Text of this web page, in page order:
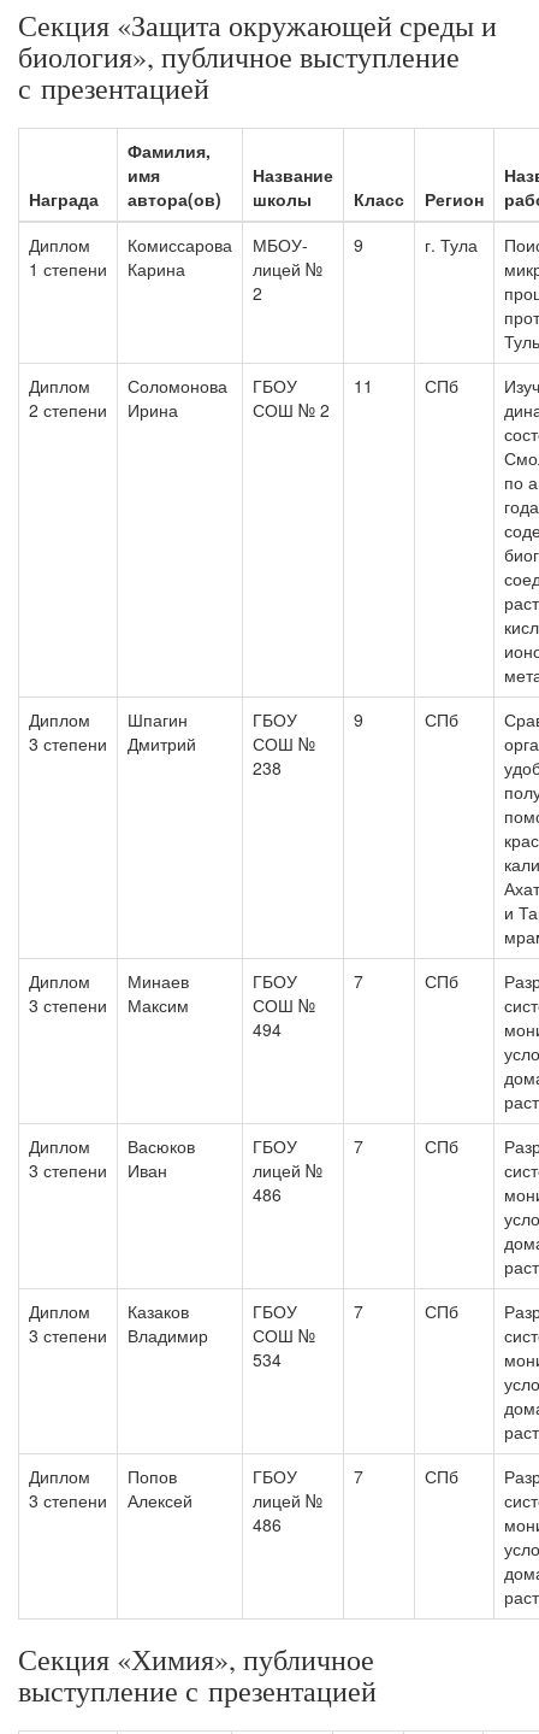
Секция «Защита окружающей среды и
биология», публичное выступление
с презентацией
Награда
Фамилия,
имя
автора(ов)
Название
школы
Класс Регион
Диплом
1 степени
Комиссарова
Карина
МБОУ-
лицей №
2
9 г. Тула
Диплом
2 степени
Соломонова
Ирина
ГБОУ
СОШ № 2
11 СПб
по
Диплом
3 степени
Шпагин
Дмитрий
ГБОУ
СОШ №
238
9 СПб
и
Диплом
3 степени
Минаев
Максим
ГБОУ
СОШ №
494
7 СПб
Диплом
3 степени
Васюков
Иван
ГБОУ
лицей №
486
7 СПб
Диплом
3 степени
Казаков
Владимир
ГБОУ
СОШ №
534
7 СПб
Диплом
3 степени
Попов
Алексей
ГБОУ
лицей №
486
7 СПб
Секция «Химия», публичное
выступление с презентацией